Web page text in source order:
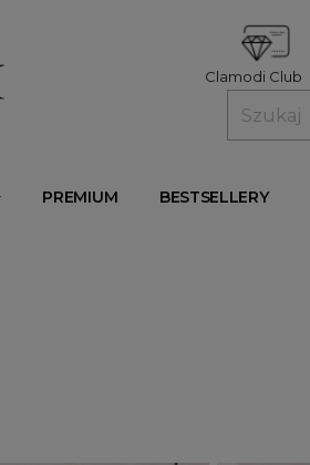
Clamodi Club
PREMIUM BESTSELLERY